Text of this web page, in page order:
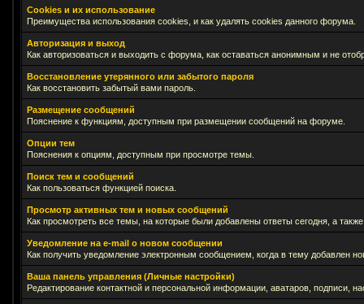
Cookies и их использование
Преимущества использования cookies, и как удалять cookies данного форума.
Авторизация и выход
Как авторизоваться и выходить с форума, как оставаться анонимным и не
Восстановление утерянного или забытого пароля
Как восстановить забытый вами пароль.
Размещение сообщений
Пояснение к функциям, доступным при размещении сообщений на форуме.
Опции тем
Пояснения к опциям, доступным при просмотре темы.
Поиск тем и сообщений
Как пользоваться функцией поиска.
Просмотр активных тем и новых сообщений
Как просмотреть все темы, на которые были добавлены ответы сегодня, а
Уведомление на е-mail о новом сообщении
Как получить уведомление электронным сообщением, когда в тему добавлен
Ваша панель управления (Личные настройки)
Редактирование контактной и персональной информации, аватаров, подписи,